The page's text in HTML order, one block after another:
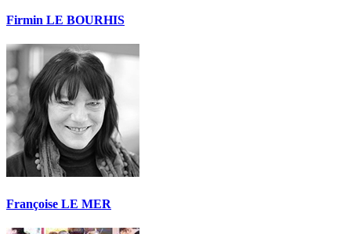
Firmin LE BOURHIS
Françoise LE MER